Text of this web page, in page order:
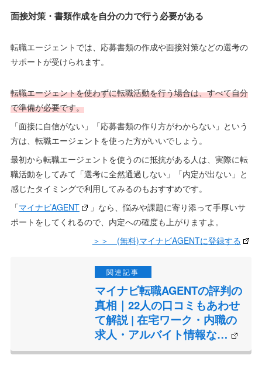
面接対策・書類作成を自分の力で行う必要がある
転職エージェントでは、応募書類の作成や面接対策などの選考の
サポートが受けられます。
転職エージェントを使わずに転職活動を行う場合は、すべて自分
で準備が必要です。
「面接に自信がない」「応募書類の作り方がわからない」という
方は、転職エージェントを使った方がいいでしょう。
最初から転職エージェントを使うのに抵抗がある人は、実際に転
職活動をしてみて「選考に全然通過しない」「内定が出ない」と
感じたタイミングで利用してみるのもおすすめです。
「マイナビAGENT
」なら、悩みや課題に寄り添って手厚いサ
ポートをしてくれるので、内定への確度も上がりますよ。
＞＞ (無料)マイナビAGENTに登録する
マイナビ転職AGENTの評判の
真相｜22人の口コミもあわせ
て解説 | 在宅ワーク・内職の
求人・アルバイト情報な…